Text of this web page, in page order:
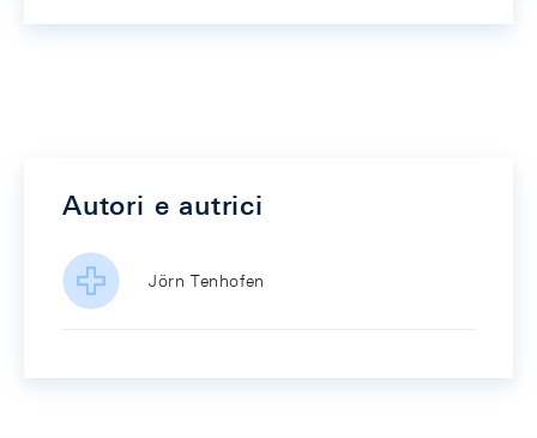
Autori e autrici
Jörn Tenhofen